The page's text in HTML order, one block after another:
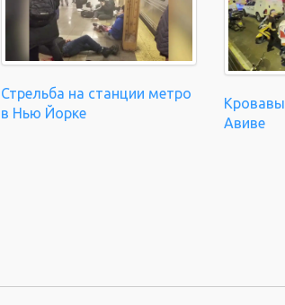
Стрельба на станции метро
в Нью Йорке
Авиве